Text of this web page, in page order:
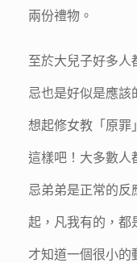
兩份禮物。
至於大兒子好多
忌也是好似是應該
想起修女教「原罪
這樣吧！大多數人
忌弟弟是正常的
起，凡我有的，都
才知道一個很小的